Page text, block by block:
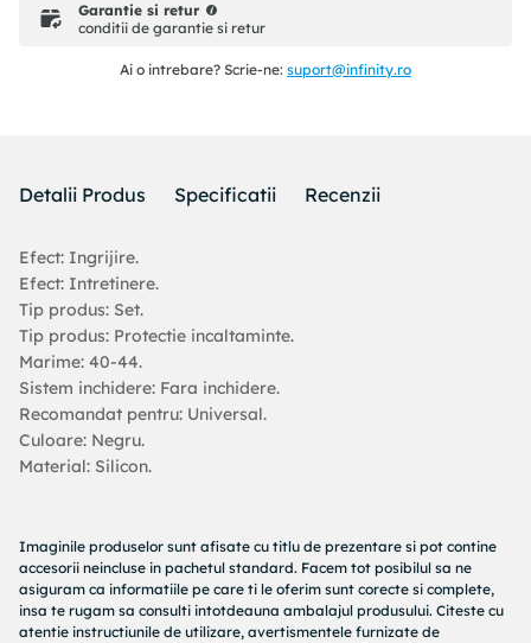
Garantie si retur
conditii de garantie si retur
Ai o intrebare? Scrie-ne: suport@infinity.ro
Detalii Produs Specificatii Recenzii
Efect: Ingrijire.
Efect: Intretinere.
Tip produs: Set.
Tip produs: Protectie incaltaminte.
Marime: 40-44.
Sistem inchidere: Fara inchidere.
Recomandat pentru: Universal.
Culoare: Negru.
Material: Silicon.
Imaginile produselor sunt afisate cu titlu de prezentare si pot contine
accesorii neincluse in pachetul standard. Facem tot posibilul sa ne
asiguram ca informatiile pe care ti le oferim sunt corecte si complete,
insa te rugam sa consulti intotdeauna ambalajul produsului. Citeste cu
atentie instructiunile de utilizare, avertismentele furnizate de